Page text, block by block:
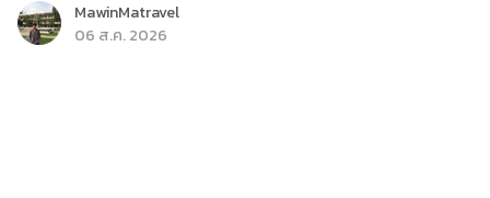
MawinMatravel
06 ส.ค. 2026